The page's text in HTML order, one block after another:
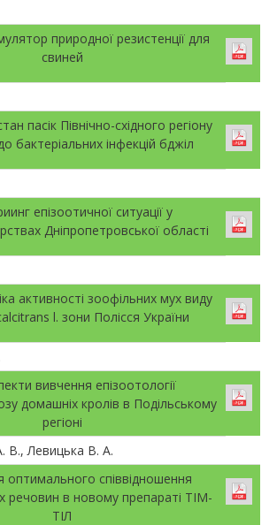
природної резистенції для
свиней
пасік Північно-східного регіону
бактеріальних інфекцій бджіл
епізоотичної ситуації у
Дніпропетровської області
активності зоофільних мух виду
l. зони Полісся України
вивчення епізоотології
домашніх кролів в Подільському
регіоні
В., Левицька В. А.
оптимального співвідношення
речовин в новому препараті ТІМ-
ТІЛ